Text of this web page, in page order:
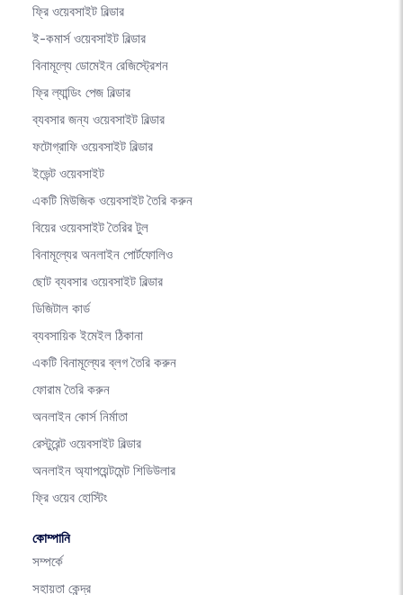
ফ্রি ওয়েবসাইট বিল্ডার
ই-কমার্স ওয়েবসাইট বিল্ডার
বিনামূল্যে ডোমেইন রেজিস্ট্রেশন
ফ্রি ল্যান্ডিং পেজ বিল্ডার
ব্যবসার জন্য ওয়েবসাইট বিল্ডার
ফটোগ্রাফি ওয়েবসাইট বিল্ডার
ইভেন্ট ওয়েবসাইট
একটি মিউজিক ওয়েবসাইট তৈরি করুন
বিয়ের ওয়েবসাইট তৈরির টুল
বিনামূল্যের অনলাইন পোর্টফোলিও
ছোট ব্যবসার ওয়েবসাইট বিল্ডার
ডিজিটাল কার্ড
ব্যবসায়িক ইমেইল ঠিকানা
একটি বিনামূল্যের ব্লগ তৈরি করুন
ফোরাম তৈরি করুন
অনলাইন কোর্স নির্মাতা
রেস্টুরেন্ট ওয়েবসাইট বিল্ডার
অনলাইন অ্যাপয়েন্টমেন্ট শিডিউলার
ফ্রি ওয়েব হোস্টিং
কোম্পানি
সম্পর্কে
সহায়তা কেন্দ্র